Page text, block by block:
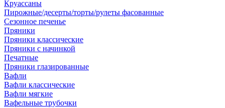
Круассаны
Пирожные/десерты/торты/рулеты фасованные
Сезонное печенье
Пряники
Пряники классические
Пряники с начинкой
Печатные
Пряники глазированные
Вафли
Вафли классические
Вафли мягкие
Вафельные трубочки